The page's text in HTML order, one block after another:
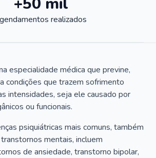
realizados
especialidade médica que previne,
condições que trazem sofrimento
intensidades, seja ele causado por
ou funcionais.
psiquiátricas mais comuns, também
mentais, incluem
de ansiedade, transtorno bipolar,